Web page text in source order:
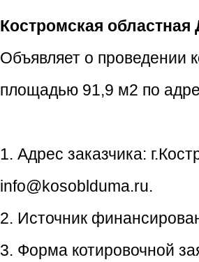
Костромская областная
Объявляет о проведении
площадью 91,9 м2 по
1. Адрес заказчика:
info@kosoblduma.ru.
2. Источник
3. Форма котировочной